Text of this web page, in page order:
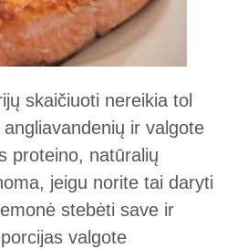
skaičiuoti nereikia tol
ir valgote
proteino, natūralių
jeigu norite tai daryti
stebėti save ir
valgote